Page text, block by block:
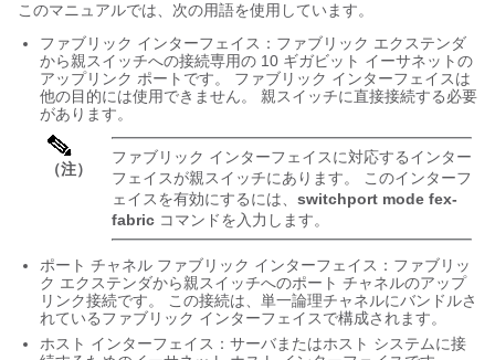
このマニュアルでは、次の用語を使用しています。
ファブリック インターフェイス： ファブリック エクステンダ
から親スイッチへの接続専用の 10 ギガビット イーサネットの
アップリンク ポートです。 ファブリック インターフェイスは
他の目的には使用できません。 親スイッチに直接接続する必要
があります。
（注）
ファブリック インターフェイスに対応するインター
フェイスが親スイッチにあります。 このインターフ
ェイスを有効にするには、 switchport mode fex-
fabric コマンドを入力します。
ポート チャネル ファブリック インターフェイス： ファブリッ
ク エクステンダから親スイッチへのポート チャネルのアップ
リンク接続です。 この接続は、単一論理チャネルにバンドルさ
れているファブリック インターフェイスで構成されます。
ホスト インターフェイス：サーバまたはホスト システムに接